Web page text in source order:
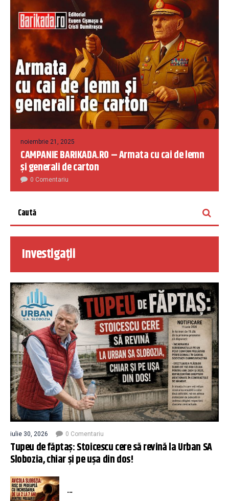
noiembrie 21, 2025
CAMPANIE BARIKADA.RO – Armata cu cai de lemn
și generali de carton
0 Comentariu
Investigații
iulie 30, 2026 0 Comentariu
Tupeu de făptaș: Stoicescu cere să revină la Urban SA
Slobozia, chiar și pe ușa din dos!
...